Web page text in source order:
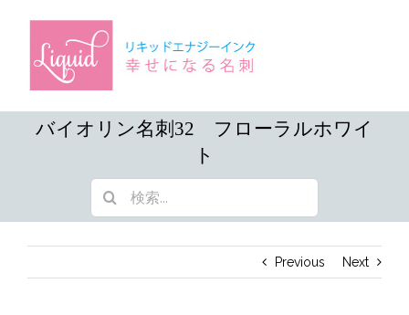
content
バイオリン名刺32 フローラルホワイ
ト
索
Previous
Next